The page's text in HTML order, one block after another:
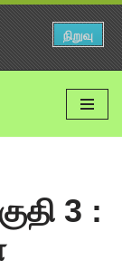
நிறுவு
3 :